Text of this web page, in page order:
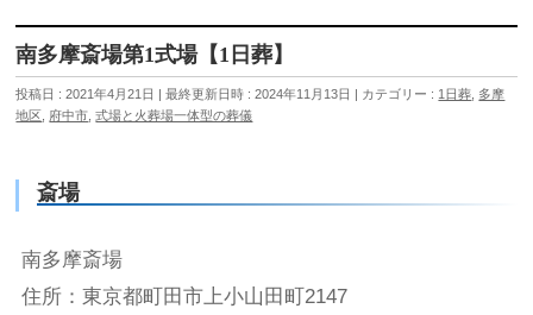
南多摩斎場第1式場【1日葬】
投稿日 : 2021年4月21日 最終更新日時 : 2024年11月13日 カテゴリー : 1日葬, 多摩
地区 , 府中市,式場と火葬場一体型の葬儀
斎場
南多摩斎場
住所：東京都町田市上小山田町2147